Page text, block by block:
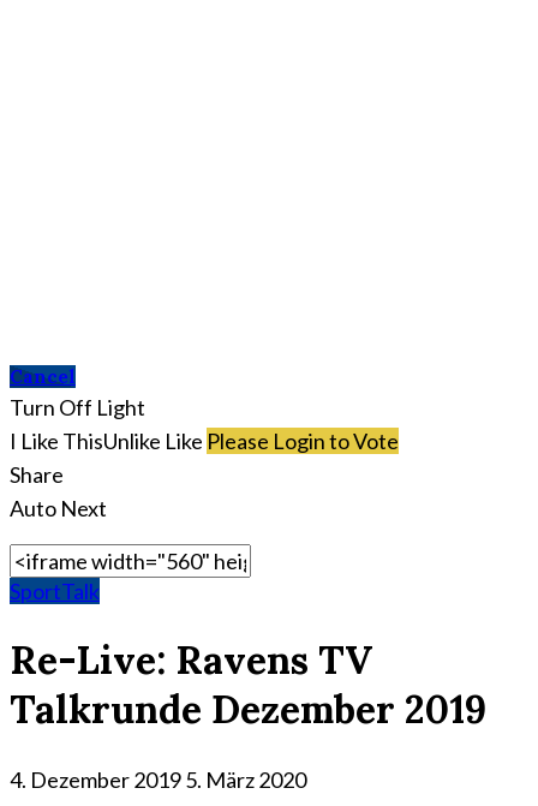
Cancel
Turn Off Light
I Like ThisUnlike Like Please Login to Vote
Share
Auto Next
SportTalk
Re-Live: Ravens TV
Talkrunde Dezember 2019
4. Dezember 20195. März 2020